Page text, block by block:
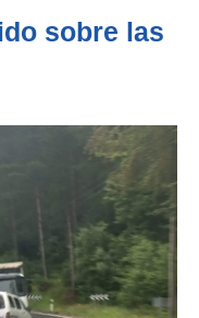
sobre las